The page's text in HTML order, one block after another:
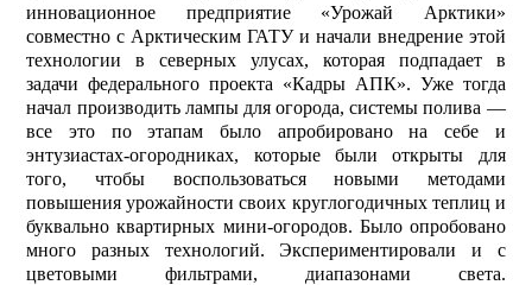
инновационное предприятие «Урожай Арктики»
совместно с Арктическим ГАТУ и начали внедрение этой
технологии в северных улусах, которая подпадает в
задачи федерального проекта «Кадры АПК». Уже тогда
начал производить лампы для огорода, системы полива —
все это по этапам было апробировано на себе и
энтузиастах-огородниках, которые были открыты для
того, чтобы воспользоваться новыми методами
повышения урожайности своих круглогодичных теплиц и
буквально квартирных мини-огородов. Было опробовано
много разных технологий. Экспериментировали и с
цветовыми фильтрами, диапазонами света.